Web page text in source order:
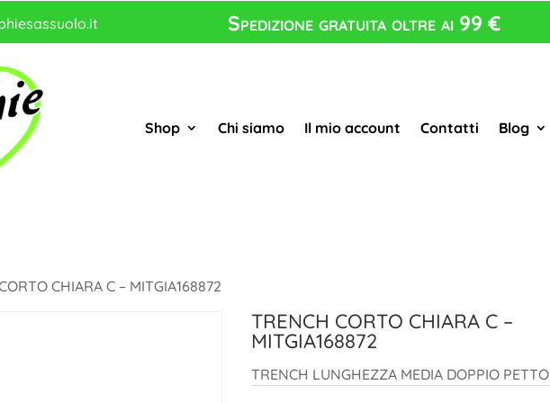
Spedizione gratuita oltre ai 99 €
Shop Chi siamo Il mio account Contatti Blog
CHIARA C – MITGIA168872
TRENCH CORTO CHIARA C –
MITGIA168872
TRENCH LUNGHEZZA MEDIA DOPPIO PETTO